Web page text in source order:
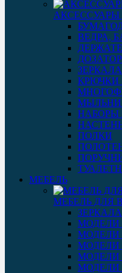
ВЕДРА,
КРЮЧКИ
НАБОРЫ
ПОЛКИ
МЕБЕЛЬ
МЕБЕЛЬ ДЛЯ
МОДЕЛИ
МОДЕЛИ
МОДЕЛИ
МОДЕЛИ
МОДЕЛИ